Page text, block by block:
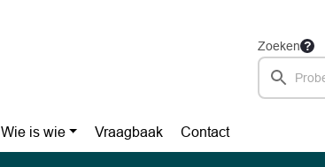
Zoeken
Wie is wie Vraagbaak Contact